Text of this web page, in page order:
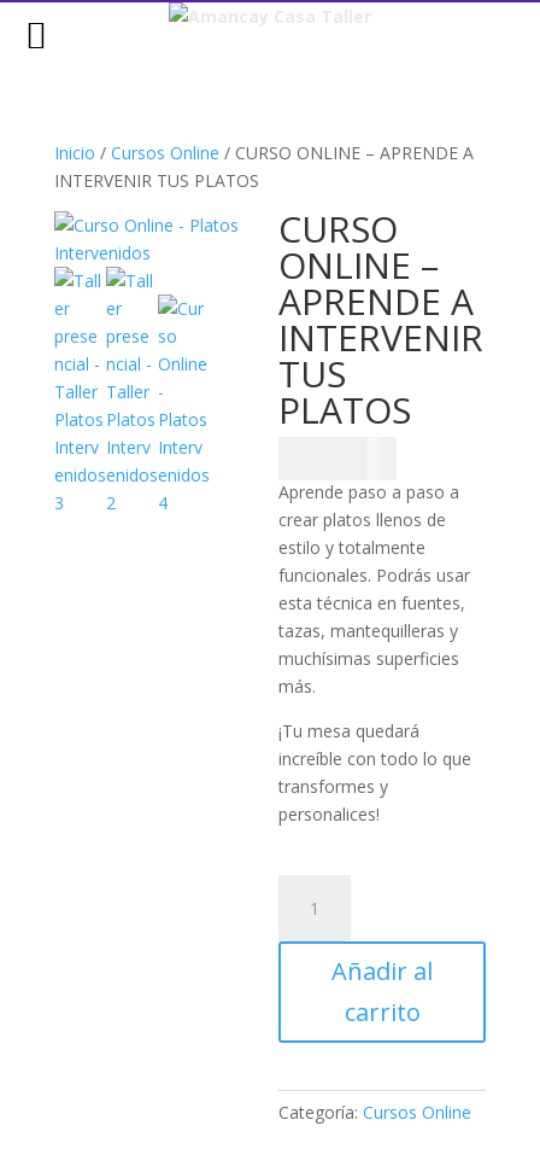
Inicio / Cursos Online / CURSO ONLINE – APRENDE A
INTERVENIR TUS PLATOS
CURSO
ONLINE –
APRENDE A
INTERVENIR
TUS
PLATOS
Aprende paso a paso a
crear platos llenos de
estilo y totalmente
funcionales. Podrás usar
esta técnica en fuentes,
tazas, mantequilleras y
muchísimas superficies
más.
¡Tu mesa quedará
increíble con todo lo que
transformes y
personalices!
ONLINE
-
APRENDE
INTERVENIR
cantidad
Añadir al
carrito
Categoría: Cursos Online